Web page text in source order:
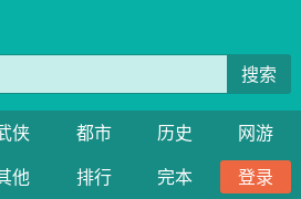
搜索
侠 都市 历史
网游
他 排行 完本
登录